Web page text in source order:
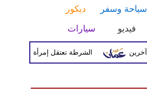
سياحة وسفر
ديكور
فيديو سيارات
الشرطة تعتقل إمرأة تم القبض